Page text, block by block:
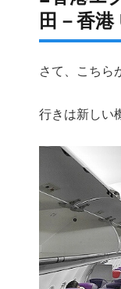
田－香港
さて、こちら
行きは新しい